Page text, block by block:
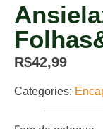
R$42,99
Categories: